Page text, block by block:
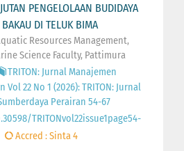
PENGELOLAAN BUDIDAYA
DI TELUK BIMA
Resources Management,
Science Faculty, Pattimura
TRITON: Jurnal Manajemen
22 No 1 (2026): TRITON: Jurnal
Perairan 54-67
TRITONvol22issue1page54-
Accred : Sinta 4